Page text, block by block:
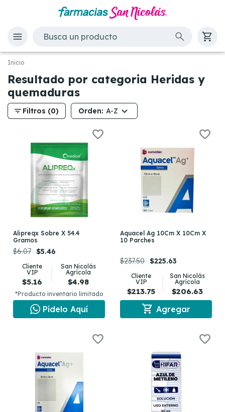
Inicio
Resultado por categoria Heridas y
quemaduras
filter_list Filtros (0) Orden: A-Z
Alipreqx Sobre X 54.4
Gramos
$6.07 $5.46
Cliente
VIP
$5.16
San Nicolás
Agrícola
$4.98
*Producto inventario limitado
Pídelo Aquí
Aquacel Ag 10Cm X 10Cm X
10 Parches
$237.50 $225.63
Cliente
VIP
$213.75
San Nicolás
Agrícola
$206.63
shopping_cart Agregar